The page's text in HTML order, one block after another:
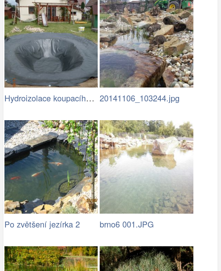
Hydroizolace koupacího jezírka 20141106_103244.jpg
Po zvětšení jezírka 2 brno6 001.JPG